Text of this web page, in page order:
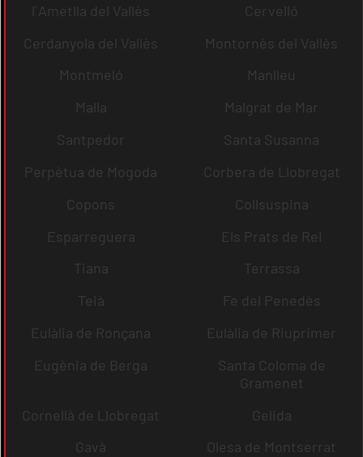
l´Ametlla del Vallès
Cervelló
Cerdanyola del Vallès
Montornès del Vallès
Montmeló
Manlleu
Malla
Malgrat de Mar
Santpedor
Santa Susanna
Perpètua de Mogoda
Corbera de Llobregat
Copons
Collsuspina
Esparreguera
Els Prats de Rei
Tiana
Terrassa
Teià
Fe del Penedès
Eulàlia de Ronçana
Eulàlia de Riuprimer
Eugènia de Berga
Santa Coloma de
Gramenet
Cornellà de Llobregat
Gelida
Gavà
Olesa de Montserrat